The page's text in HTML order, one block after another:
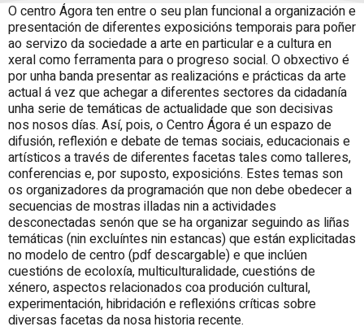
O centro Ágora ten entre o seu plan funcional a organización e
presentación de diferentes exposicións temporais para poñer
ao servizo da sociedade a arte en particular e a cultura en
xeral como ferramenta para o progreso social. O obxectivo é
por unha banda presentar as realizacións e prácticas da arte
actual á vez que achegar a diferentes sectores da cidadanía
unha serie de temáticas de actualidade que son decisivas
nos nosos días. Así, pois, o Centro Ágora é un espazo de
difusión, reflexión e debate de temas sociais, educacionais e
artísticos a través de diferentes facetas tales como talleres,
conferencias e, por suposto, exposicións. Estes temas son
os organizadores da programación que non debe obedecer a
secuencias de mostras illadas nin a actividades
desconectadas senón que se ha organizar seguindo as liñas
temáticas (nin excluíntes nin estancas) que están explicitadas
no modelo de centro (pdf descargable) e que inclúen
cuestións de ecoloxía, multiculturalidade, cuestións de
xénero, aspectos relacionados coa produción cultural,
experimentación, hibridación e reflexións críticas sobre
diversas facetas da nosa historia recente.